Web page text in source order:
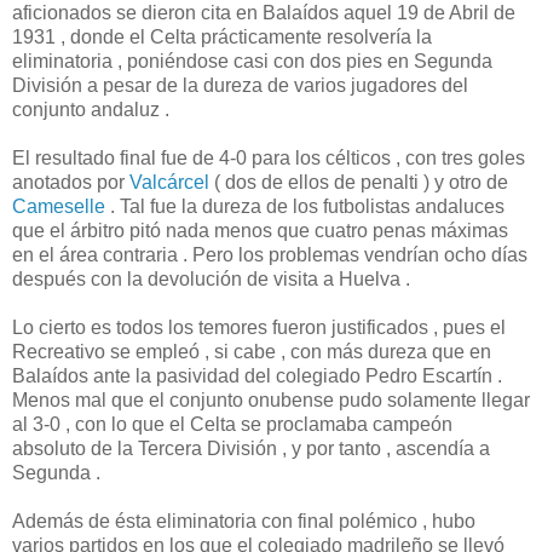
aficionados se dieron cita en Balaídos aquel 19 de Abril de
1931 , donde el Celta prácticamente resolvería la
eliminatoria , poniéndose casi con dos pies en Segunda
División a pesar de la dureza de varios jugadores del
conjunto andaluz .
El resultado final fue de 4-0 para los célticos , con tres goles
anotados por Valcárcel ( dos de ellos de penalti ) y otro de
Cameselle . Tal fue la dureza de los futbolistas andaluces
que el árbitro pitó nada menos que cuatro penas máximas
en el área contraria . Pero los problemas vendrían ocho días
después con la devolución de visita a Huelva .
Lo cierto es todos los temores fueron justificados , pues el
Recreativo se empleó , si cabe , con más dureza que en
Balaídos ante la pasividad del colegiado Pedro Escartín .
Menos mal que el conjunto onubense pudo solamente llegar
al 3-0 , con lo que el Celta se proclamaba campeón
absoluto de la Tercera División , y por tanto , ascendía a
Segunda .
Además de ésta eliminatoria con final polémico , hubo
varios partidos en los que el colegiado madrileño se llevó